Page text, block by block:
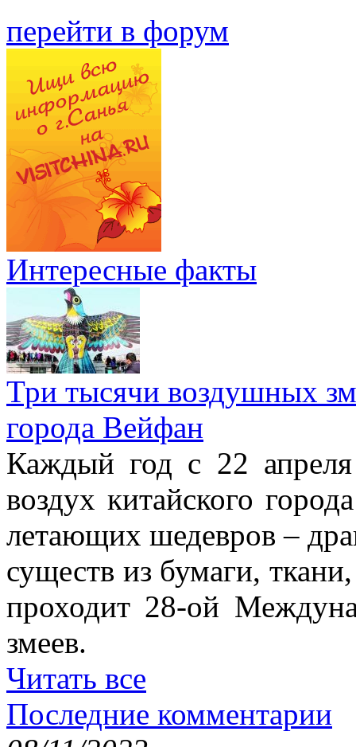
перейти в форум
Интересные факты
Три тысячи воздушных
города Вейфан
Каждый год с 22
воздух китайского
летающих шедевров –
существ из бумаги,
проходит 28-ой
змеев.
Читать все
Последние комментарии